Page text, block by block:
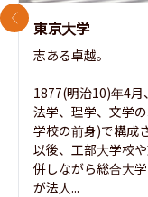
東京大学
志ある卓越。
1877(明治10)年4月
法学、理学、文学
学校の前身)で構成
以後、工部大学校
併しながら総合大
が法人...
前のスライド